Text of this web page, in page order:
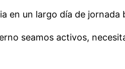
en un largo día de
seamos activos,